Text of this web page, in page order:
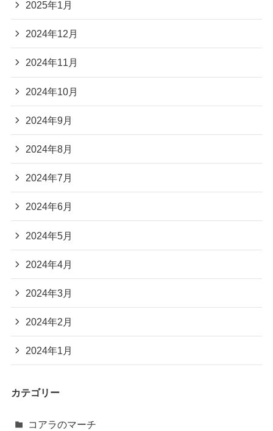
2025年1月
2024年12月
2024年11月
2024年10月
2024年9月
2024年8月
2024年7月
2024年6月
2024年5月
2024年4月
2024年3月
2024年2月
2024年1月
カテゴリー
コアラのマーチ